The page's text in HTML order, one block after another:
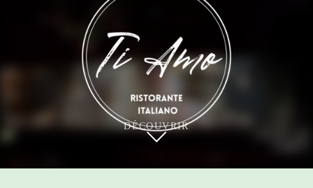
DÉCOUVRIR